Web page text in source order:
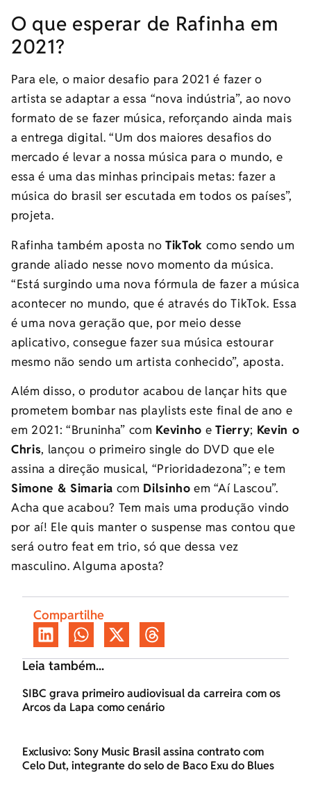
O que esperar de Rafinha em
2021?
Para ele, o maior desafio para 2021 é fazer o
artista se adaptar a essa “nova indústria”, ao novo
formato de se fazer música, reforçando ainda mais
a entrega digital. “Um dos maiores desafios do
mercado é levar a nossa música para o mundo, e
essa é uma das minhas principais metas: fazer a
música do brasil ser escutada em todos os países”,
projeta.
Rafinha também aposta no TikTok como sendo um
grande aliado nesse novo momento da música.
“Está surgindo uma nova fórmula de fazer a música
acontecer no mundo, que é através do TikTok. Essa
é uma nova geração que, por meio desse
aplicativo, consegue fazer sua música estourar
mesmo não sendo um artista conhecido”, aposta.
Além disso, o produtor acabou de lançar hits que
prometem bombar nas playlists este final de ano e
em 2021: “Bruninha” com Kevinho eTierry; Kevin o
Chris, lançou o primeiro single do DVD que ele
assina a direção musical, “Prioridadezona”; e tem
Simone & Simaria com Dilsinho em “Aí Lascou”.
Acha que acabou? Tem mais uma produção vindo
por aí! Ele quis manter o suspense mas contou que
será outro feat em trio, só que dessa vez
masculino. Alguma aposta?
Compartilhe
Leia também...
SIBC grava primeiro audiovisual da carreira com os
Arcos da Lapa como cenário
Exclusivo: Sony Music Brasil assina contrato com
Celo Dut, integrante do selo de Baco Exu do Blues